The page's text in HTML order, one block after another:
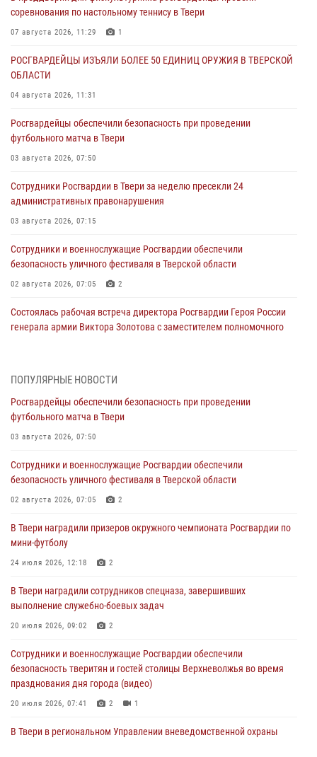
соревнования по настольному теннису в Твери
07 августа 2026, 11:29 1
РОСГВАРДЕЙЦЫ ИЗЪЯЛИ БОЛЕЕ 50 ЕДИНИЦ ОРУЖИЯ В ТВЕРСКОЙ
ОБЛАСТИ
04 августа 2026, 11:31
Росгвардейцы обеспечили безопасность при проведении
футбольного матча в Твери
03 августа 2026, 07:50
Сотрудники Росгвардии в Твери за неделю пресекли 24
административных правонарушения
03 августа 2026, 07:15
Сотрудники и военнослужащие Росгвардии обеспечили
безопасность уличного фестиваля в Тверской области
02 августа 2026, 07:05 2
Состоялась рабочая встреча директора Росгвардии Героя России
генерала армии Виктора Золотова с заместителем полномочного
31 июля 2026, 05:42 4
Росгвардейцы в Твери приняли участие в молебне, посвященном
Дню Крещения Руси
28 июля 2026, 11:30
Сотрудники вневедомственной охраны совершили 250 выездов и
пресекли 20 правонарушений за неделю в Тверской области
27 июля 2026, 08:29
В Твери наградили призеров окружного чемпионата Росгвардии по
мини-футболу
24 июля 2026, 12:18 2
Росгвардейцы оказали помощь водителю на дороге в городе Кашин
22 июля 2026, 08:35
ПОПУЛЯРНЫЕ НОВОСТИ
Росгвардейцы обеспечили безопасность при проведении
футбольного матча в Твери
03 августа 2026, 07:50
Сотрудники и военнослужащие Росгвардии обеспечили
безопасность уличного фестиваля в Тверской области
02 августа 2026, 07:05 2
В Твери наградили призеров окружного чемпионата Росгвардии по
мини-футболу
24 июля 2026, 12:18 2
В Твери наградили сотрудников спецназа, завершивших
выполнение служебно-боевых задач
20 июля 2026, 09:02 2
Сотрудники и военнослужащие Росгвардии обеспечили
безопасность тверитян и гостей столицы Верхневолжья во время
празднования дня города (видео)
20 июля 2026, 07:41 2 1
В Твери в региональном Управлении вневедомственной охраны